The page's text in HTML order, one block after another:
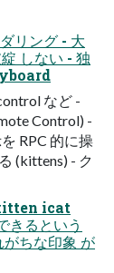
リング - 大
しない - 独
など -
Control) -
RPC 的に操
(kittens) - ク
icat
るという
ちな印象 が